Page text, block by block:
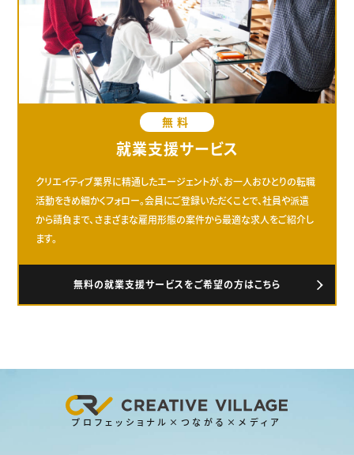
無料
就業支援サービス
クリエイティブ業界に精通したエージェントが、お一人おひとりの転職
活動をきめ細かくフォロー。会員にご登録いただくことで、社員や派遣
から請負まで、さまざまな雇用形態の案件から最適な求人をご紹介し
ます。
無料の就業支援サービスをご希望の方はこちら
プロフェッショナル×つながる×メディア